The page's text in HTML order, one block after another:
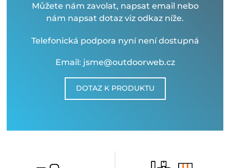
Můžete nám zavolat, napsat email nebo
nám napsat dotaz viz odkaz níže.
Telefonická podpora nyní není dostupná
Email: jsme@outdoorweb.cz
DOTAZ K PRODUKTU